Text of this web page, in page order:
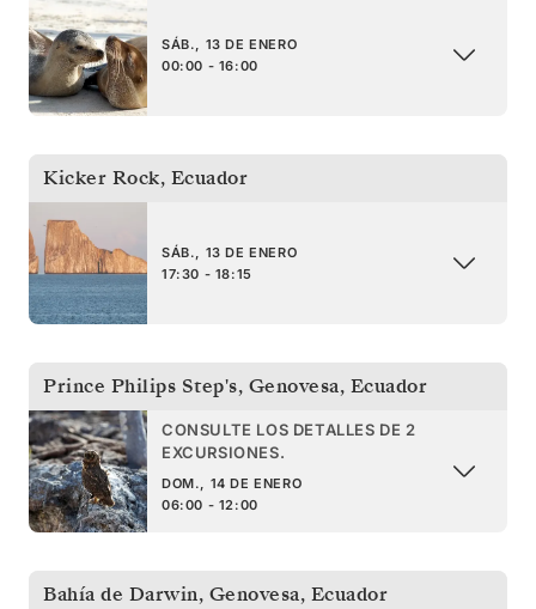
SÁB., 13 DE ENERO
00:00 - 16:00
Kicker Rock, Ecuador
SÁB., 13 DE ENERO
17:30 - 18:15
Prince Philips Step's, Genovesa, Ecuador
CONSULTE LOS DETALLES DE 2
EXCURSIONES.
DOM., 14 DE ENERO
06:00 - 12:00
Bahía de Darwin, Genovesa, Ecuador